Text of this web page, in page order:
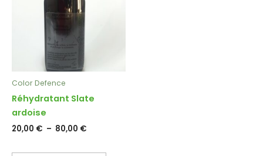
Color Defence
Réhydratant Slate
ardoise
20,00 € – 80,00 €